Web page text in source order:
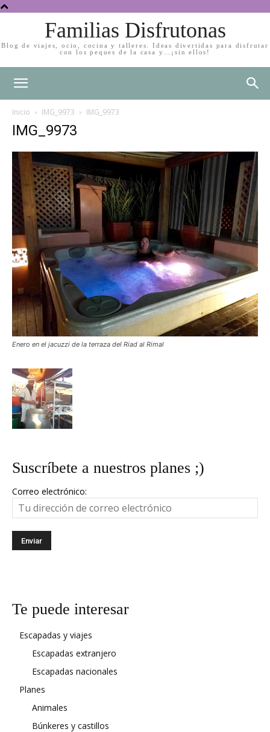
Familias Disfrutonas
Blog de viajes, ocio, cocina y talleres. Ideas divertidas para disfrutar
con los peques de la casa y…¡sin ellos!
Inicio IMG_9973 IMG_9973
IMG_9973
Enero en el jacuzzi de la terraza del Riad al Rimal
Suscríbete a nuestros planes ;)
Correo electrónico:
Te puede interesar
Escapadas y viajes
Escapadas extranjero
Escapadas nacionales
Planes
Animales
Búnkeres y castillos